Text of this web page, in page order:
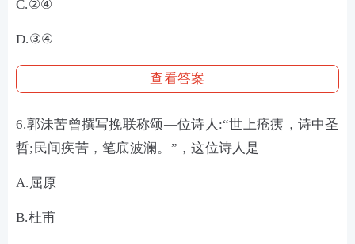
C.②④
D.③④
查看答案
6.郭沬苦曾撰写挽联称颂—位诗人:“世上疮痍，诗中圣
哲;民间疾苦，笔底波澜。”，这位诗人是
A.屈原
B.杜甫